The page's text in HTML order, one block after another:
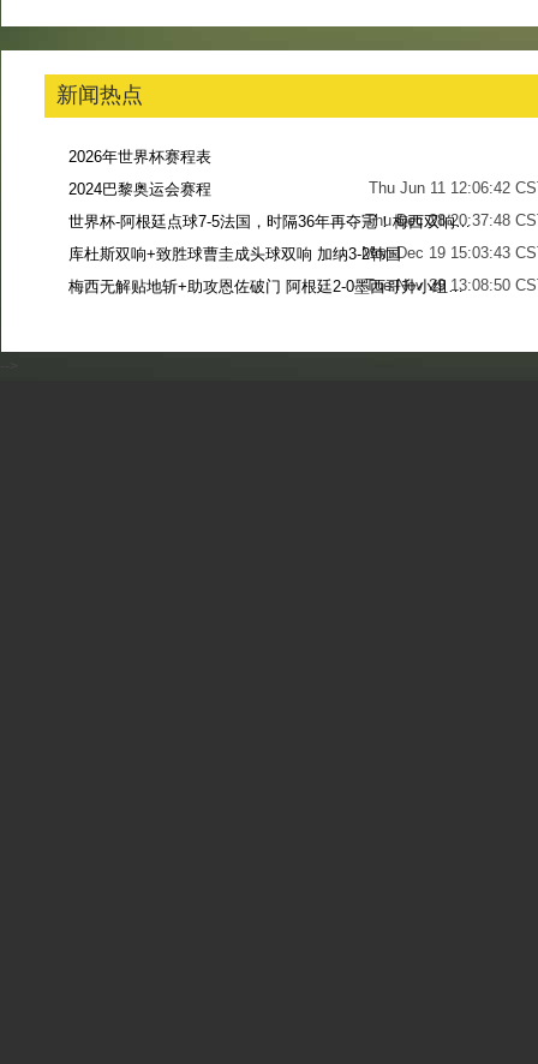
新闻热点
2026年世界杯赛程表
Thu Jun 11 12:06:42
2024巴黎奥运会赛程
Thu Dec 28 20:37:48
世界杯-阿根廷点球7-5法国，时隔36年再夺冠！梅西双响姆巴佩戴帽
Mon Dec 19 15:03:43
库杜斯双响+致胜球曹圭成头球双响 加纳3-2韩国
Tue Nov 29 13:08:50
梅西无解贴地斩+助攻恩佐破门 阿根廷2-0墨西哥升小组第二